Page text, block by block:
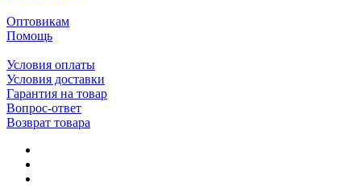
Оптовикам
Помощь
Условия оплаты
Условия доставки
Гарантия на товар
Вопрос-ответ
Возврат товара